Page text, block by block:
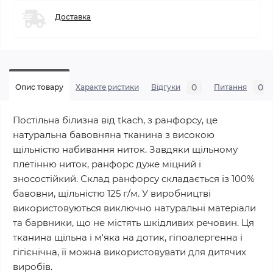
Доставка
Опис товару Характеристики Відгуки 0 Питання 0
Постільна білизна від tkach, з ранфорсу, це
натуральна бавовняна тканина з високою
щільністю набивання ниток. Завдяки щільному
плетінню ниток, ранфорс дуже міцний і
зносостійкий. Склад ранфорсу складається із 100%
бавовни, щільністю 125 г/м. У виробництві
використовуються виключно натуральні матеріали
та барвники, що не містять шкідливих речовин. Ця
тканина щільна і м'яка на дотик, гіпоалергенна і
гігієнічна, її можна використовувати для дитячих
виробів.